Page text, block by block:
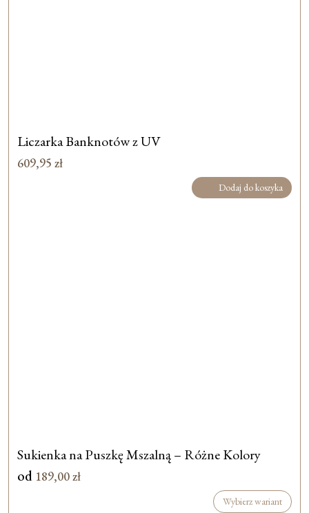
Liczarka Banknotów z UV
609,95 zł
Dodaj do koszyka
Sukienka na Puszkę Mszalną – Różne Kolory
od 189,00zł
Wybierz wariant